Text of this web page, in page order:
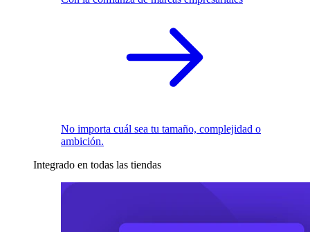
No importa cuál sea tu tamaño, complejidad o
ambición.
Integrado en todas las tiendas